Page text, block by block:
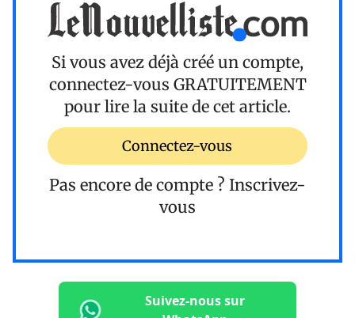
Si vous avez déjà créé un compte,
connectez-vous GRATUITEMENT
pour lire la suite de cet article.
Connectez-vous
Pas encore de compte ? Inscrivez-
vous
Suivez-nous sur